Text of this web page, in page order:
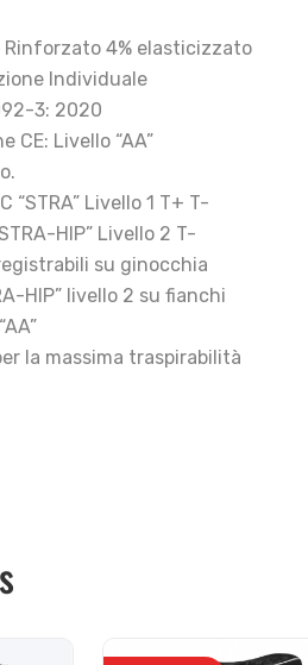
4% elasticizzato
Individuale
3: 2020
CE: Livello “AA”
“STRA” Livello 1 T+ T-
HIP” Livello 2 T-
su ginocchia
HIP” livello 2 su fianchi
la massima traspirabilità